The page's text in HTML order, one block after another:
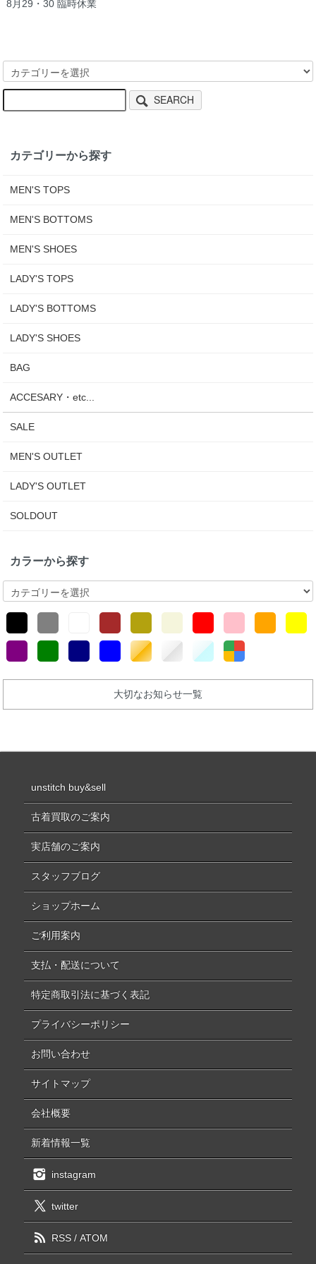
8月29・30 臨時休業
SEARCH
カテゴリーから探す
MEN'S TOPS
MEN'S BOTTOMS
MEN'S SHOES
LADY'S TOPS
LADY'S BOTTOMS
LADY'S SHOES
BAG
ACCESARY・etc...
SALE
MEN'S OUTLET
LADY'S OUTLET
SOLDOUT
カラーから探す
大切なお知らせ一覧
unstitch buy&sell
古着買取のご案内
実店舗のご案内
スタッフブログ
ショップホーム
ご利用案内
支払・配送について
特定商取引法に基づく表記
プライバシーポリシー
お問い合わせ
サイトマップ
会社概要
新着情報一覧
instagram
twitter
RSS/ ATOM